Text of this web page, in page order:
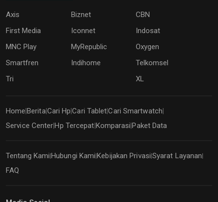
Axis Biznet
CBN
First Media
Iconnet
Indosat
MNC Play
MyRepublic
Oxygen
Smartfren
Indihome
Telkomsel
Tri
XL
Home|Berita|Cari Hp|Cari Tablet|Cari Smartwatch|
Service Center|Hp Tercepat|Komparasi|Paket Data
Tentang Kami Hubungi Kami Kebijakan Privasi Syarat Layanan
FAQ